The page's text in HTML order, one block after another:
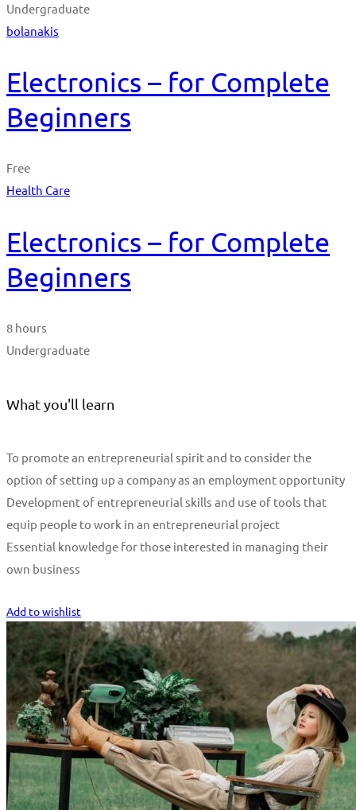
Undergraduate
bolanakis
Electronics – for Complete
Beginners
Free
Health Care
Electronics – for Complete
Beginners
8 hours
Undergraduate
What you'll learn
To promote an entrepreneurial spirit and to consider the
option of setting up a company as an employment opportunity
Development of entrepreneurial skills and use of tools that
equip people to work in an entrepreneurial project
Essential knowledge for those interested in managing their
own business
Add to wishlist